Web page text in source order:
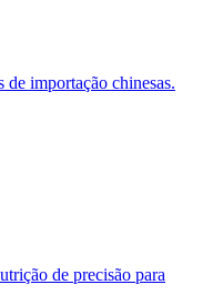
de importação chinesas.
de precisão para